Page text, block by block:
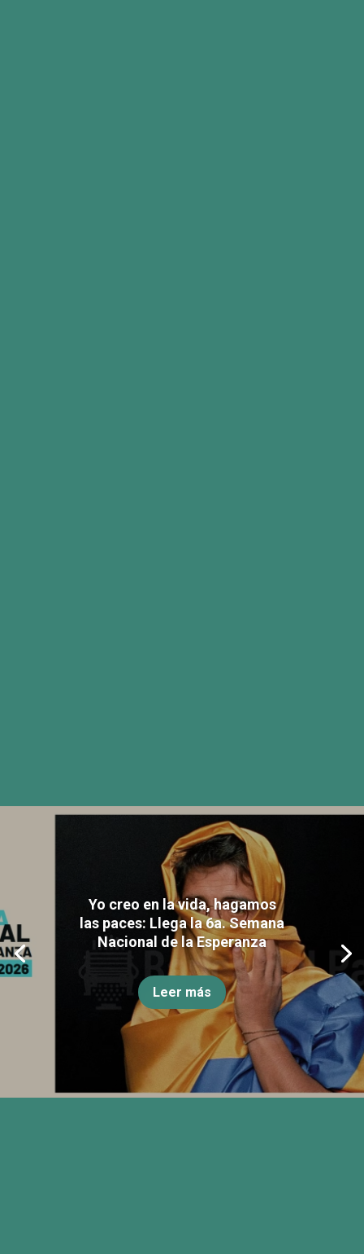
Yo creo en la vida, hagamos
las paces: Llega la 6a. Semana
Nacional de la Esperanza
Leer más